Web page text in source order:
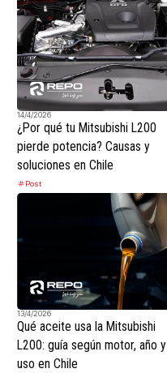
14/4/2026
¿Por qué tu Mitsubishi L200
pierde potencia? Causas y
soluciones en Chile
Post
13/4/2026
Qué aceite usa la Mitsubishi
L200: guía según motor, año y
uso en Chile